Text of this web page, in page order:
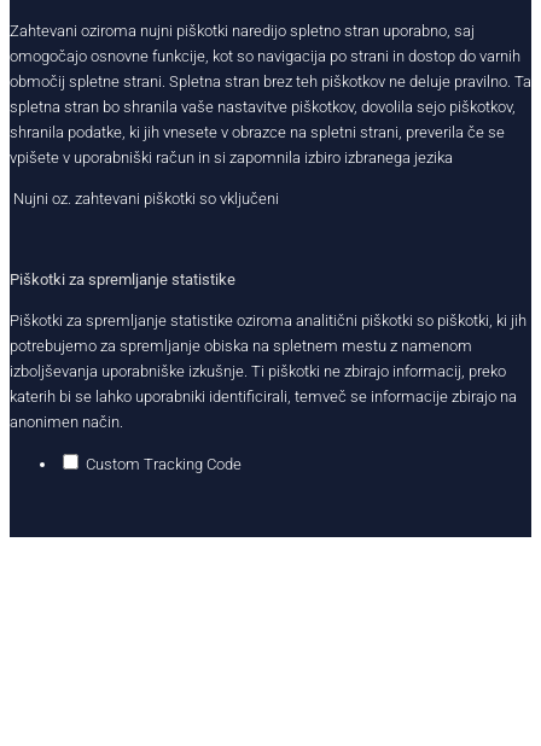
Zahtevani oziroma nujni piškotki naredijo spletno stran uporabno, saj
omogočajo osnovne funkcije, kot so navigacija po strani in dostop do varnih
območij spletne strani. Spletna stran brez teh piškotkov ne deluje pravilno. Ta
spletna stran bo shranila vaše nastavitve piškotkov, dovolila sejo piškotkov,
shranila podatke, ki jih vnesete v obrazce na spletni strani, preverila če se
vpišete v uporabniški račun in si zapomnila izbiro izbranega jezika
Nujni oz. zahtevani piškotki so vključeni
Piškotki za spremljanje statistike
Piškotki za spremljanje statistike oziroma analitični piškotki so piškotki, ki jih
potrebujemo za spremljanje obiska na spletnem mestu z namenom
izboljševanja uporabniške izkušnje. Ti piškotki ne zbirajo informacij, preko
katerih bi se lahko uporabniki identificirali, temveč se informacije zbirajo na
anonimen način.
Custom Tracking Code